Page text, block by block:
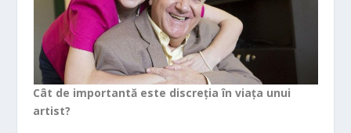
Cât de importantă este discreția în viața unui
artist?